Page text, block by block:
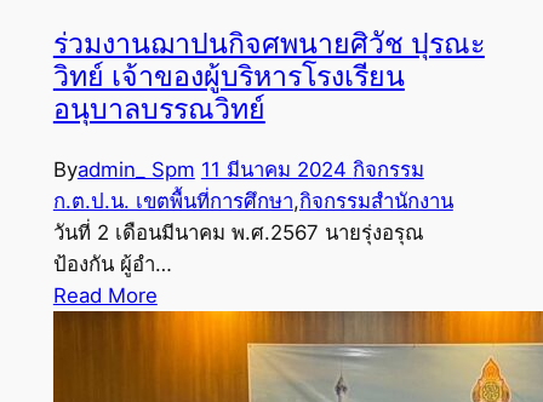
ร่วมงานฌาปนกิจศพนายศิวัช ปุรณะ
วิทย์ เจ้าของผู้บริหารโรงเรียน
อนุบาลบรรณวิทย์
Byadmin_ Spm 11 มีนาคม 2024 กิจกรรม
ก.ต.ป.น. เขตพื้นที่การศึกษา,กิจกรรมสำนักงาน
วันที่ 2 เดือนมีนาคม พ.ศ.2567 นายรุ่งอรุณ
ป้องกัน ผู้อำ…
Read More